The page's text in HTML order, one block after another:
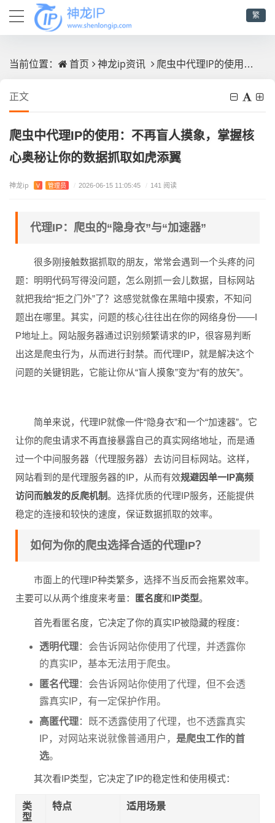
繁
当前位置： 首页 神龙ip资讯 爬虫中代理IP的使用：不再盲人摸象，掌握核心奥秘让你的数据抓取如虎添翼
正文
爬虫中代理IP的使用：不再盲人摸象，掌握核
心奥秘让你的数据抓取如虎添翼
神龙ip V 管理员 / 2026-06-15 11:05:45 / 141 阅读
代理IP：爬虫的“隐身衣”与“加速器”
很多刚接触数据抓取的朋友，常常会遇到一个头疼的问
题：明明代码写得没问题，怎么刚抓一会儿数据，目标网站
就把我给“拒之门外”了？这感觉就像在黑暗中摸索，不知问
题出在哪里。其实，问题的核心往往出在你的网络身份——I
P地址上。网站服务器通过识别频繁请求的IP，很容易判断
出这是爬虫行为，从而进行封禁。而代理IP，就是解决这个
问题的关键钥匙，它能让你从“盲人摸象”变为“有的放矢”。
简单来说，代理IP就像一件“隐身衣”和一个“加速器”。它
让你的爬虫请求不再直接暴露自己的真实网络地址，而是通
过一个中间服务器（代理服务器）去访问目标网站。这样，
网站看到的是代理服务器的IP，从而有效规避因单一IP高频
访问而触发的反爬机制。选择优质的代理IP服务，还能提供
稳定的连接和较快的速度，保证数据抓取的效率。
如何为你的爬虫选择合适的代理IP？
市面上的代理IP种类繁多，选择不当反而会拖累效率。
主要可以从两个维度来考量：
匿名度和IP类型。
首先看匿名度，它决定了你的真实IP被隐藏的程度：
透明代理：会告诉网站你使用了代理，并透露你
的真实IP，基本无法用于爬虫。
匿名代理：会告诉网站你使用了代理，但不会透
露真实IP，有一定保护作用。
高匿代理：既不透露使用了代理，也不透露真实
IP，对网站来说就像普通用户， 是爬虫工作的首
选。
其次看IP类型，它决定了IP的稳定性和使用模式：
类
型
特点 适用场景